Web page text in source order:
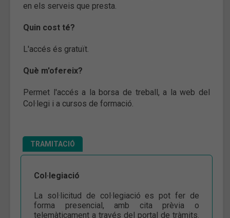
en els serveis que presta.
Quin cost té?
L'accés és gratuït.
Què m'ofereix?
Permet l'accés a la borsa de treball, a la web del
Col·legi i a cursos de formació.
TRAMITACIÓ
Col·legiació
La sol·licitud de col·legiació es pot fer de
forma presencial, amb cita prèvia o
telemàticament a través del portal de tràmits.